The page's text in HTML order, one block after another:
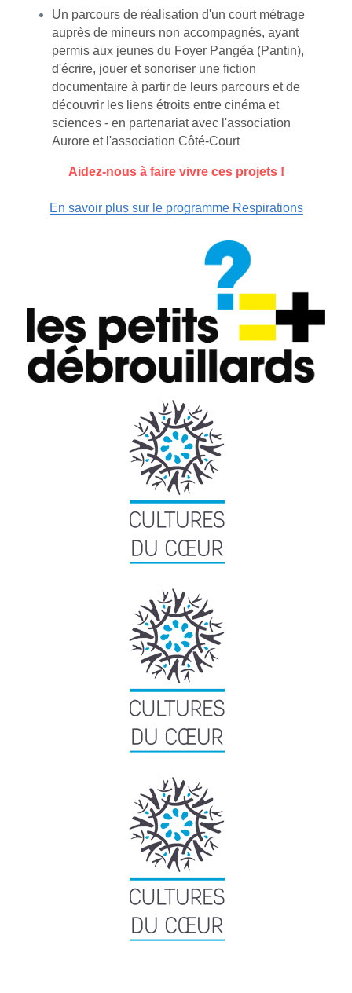
Un parcours de réalisation d'un court métrage
auprès de mineurs non accompagnés, ayant
permis aux jeunes du Foyer Pangéa (Pantin),
d'écrire, jouer et sonoriser une fiction
documentaire à partir de leurs parcours et de
découvrir les liens étroits entre cinéma et
sciences - en partenariat avec l'association
Aurore et l'association Côté-Court
Aidez-nous à faire vivre ces projets !
En savoir plus sur le programme Respirations